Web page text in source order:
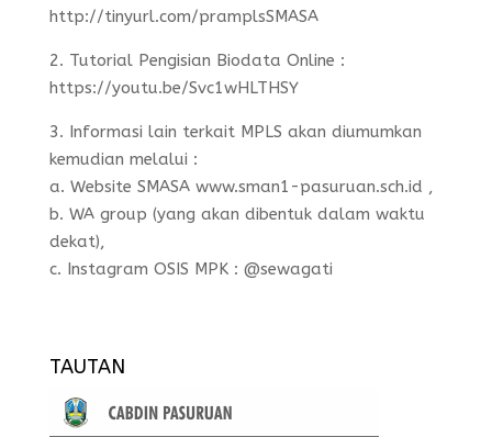
http://tinyurl.com/pramplsSMASA
2. Tutorial Pengisian Biodata Online :
https://youtu.be/Svc1wHLTHSY
3. Informasi lain terkait MPLS akan diumumkan
kemudian melalui :
a. Website SMASA www.sman1-pasuruan.sch.id ,
b. WA group (yang akan dibentuk dalam waktu
dekat),
c. Instagram OSIS MPK : @sewagati
TAUTAN